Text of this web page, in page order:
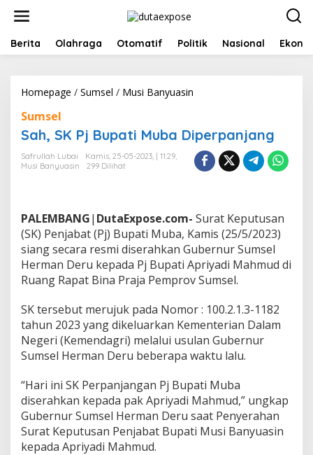
t
Berita Olahraga Otomatif Politik Nasional
Homepage / Sumsel / Musi Banyuasin
,
S
K
P
p
a
i
M
u
a
i
p
e
p
a
n
j
a
Sumsel
Sah, SK Pj Bupati Muba Diperpanjang
Safrullah Lubai
Kamis, 25-05-2023, | 11:29,
Musi Banyuasin
299 Dilihat
PALEMBANG| DutaExpose.com- Surat Keputusan
(SK) Penjabat (Pj) Bupati Muba, Kamis (25/5/2023)
siang secara resmi diserahkan Gubernur Sumsel
Herman Deru kepada Pj Bupati Apriyadi Mahmud di
Ruang Rapat Bina Praja Pemprov Sumsel.
SK tersebut merujuk pada Nomor : 100.2.1.3-1182
tahun 2023 yang dikeluarkan Kementerian Dalam
Negeri (Kemendagri) melalui usulan Gubernur
Sumsel Herman Deru beberapa waktu lalu.
“Hari ini SK Perpanjangan Pj Bupati Muba
diserahkan kepada pak Apriyadi Mahmud,” ungkap
Gubernur Sumsel Herman Deru saat Penyerahan
Surat Keputusan Penjabat Bupati Musi Banyuasin
kepada Apriyadi Mahmud.